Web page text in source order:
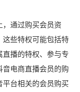
，通过购买会员资
这些特权可能包括特
直播的特权、参与专
音电商直播会员的购
平台相关的会员购买